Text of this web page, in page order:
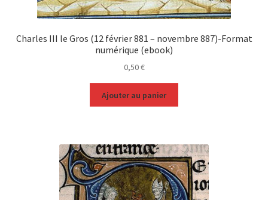
Charles III le Gros (12 février 881 – novembre 887)-Format
numérique (ebook)
0,50€
Ajouter au panier